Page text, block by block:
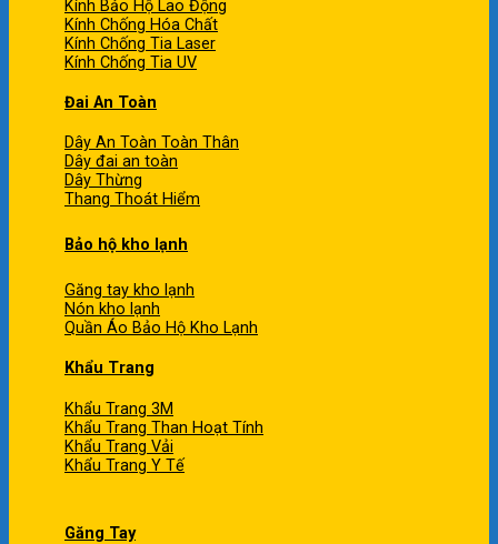
Kính Bảo Hộ Lao Động
Kính Chống Hóa Chất
Kính Chống Tia Laser
Kính Chống Tia UV
Đai An Toàn
Dây An Toàn Toàn Thân
Dây đai an toàn
Dây Thừng
Thang Thoát Hiểm
Bảo hộ kho lạnh
Găng tay kho lạnh
Nón kho lạnh
Quần Áo Bảo Hộ Kho Lạnh
Khẩu Trang
Khẩu Trang 3M
Khẩu Trang Than Hoạt Tính
Khẩu Trang Vải
Khẩu Trang Y Tế
Găng Tay